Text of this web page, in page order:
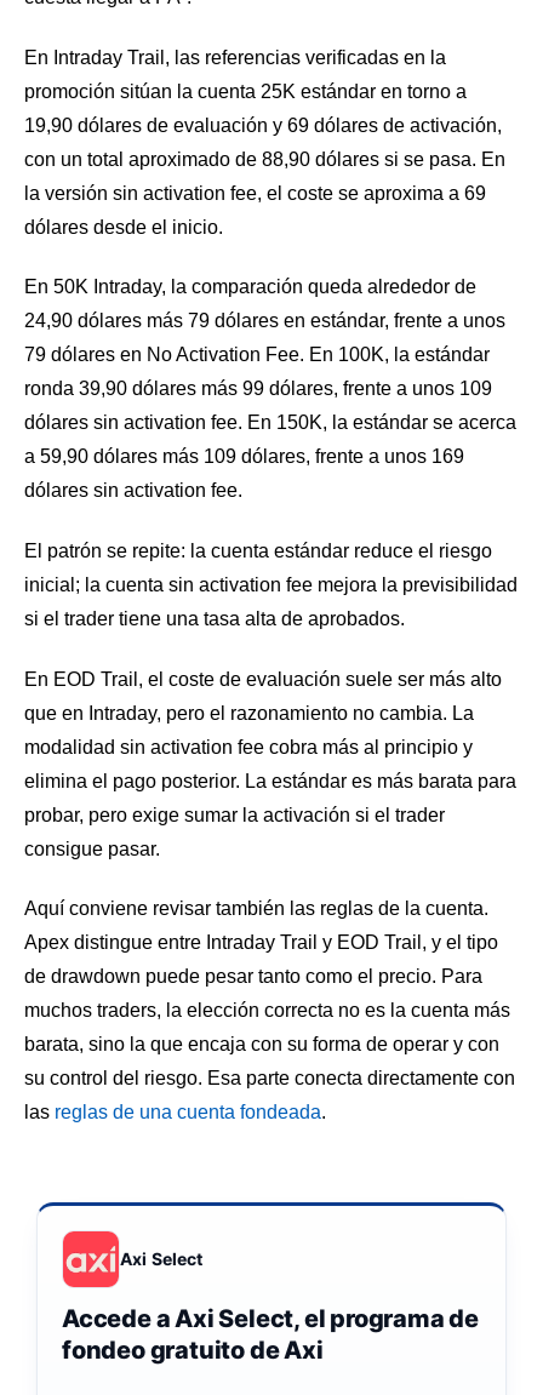
En Intraday Trail, las referencias verificadas en la
promoción sitúan la cuenta 25K estándar en torno a
19,90 dólares de evaluación y 69 dólares de activación,
con un total aproximado de 88,90 dólares si se pasa. En
la versión sin activation fee, el coste se aproxima a 69
dólares desde el inicio.
En 50K Intraday, la comparación queda alrededor de
24,90 dólares más 79 dólares en estándar, frente a unos
79 dólares en No Activation Fee. En 100K, la estándar
ronda 39,90 dólares más 99 dólares, frente a unos 109
dólares sin activation fee. En 150K, la estándar se acerca
a 59,90 dólares más 109 dólares, frente a unos 169
dólares sin activation fee.
El patrón se repite: la cuenta estándar reduce el riesgo
inicial; la cuenta sin activation fee mejora la previsibilidad
si el trader tiene una tasa alta de aprobados.
En EOD Trail, el coste de evaluación suele ser más alto
que en Intraday, pero el razonamiento no cambia. La
modalidad sin activation fee cobra más al principio y
elimina el pago posterior. La estándar es más barata para
probar, pero exige sumar la activación si el trader
consigue pasar.
Aquí conviene revisar también las reglas de la cuenta.
Apex distingue entre Intraday Trail y EOD Trail, y el tipo
de drawdown puede pesar tanto como el precio. Para
muchos traders, la elección correcta no es la cuenta más
barata, sino la que encaja con su forma de operar y con
su control del riesgo. Esa parte conecta directamente con
las reglas de una cuenta fondeada.
Axi Select
Accede a Axi Select, el programa de
fondeo gratuito de Axi